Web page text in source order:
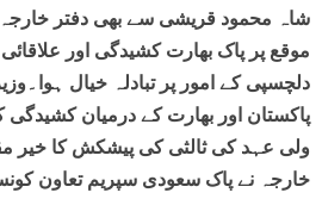
شاہ محمود قریشی سے بھی دفتر
موقع پر پاک بھارت کشیدگی اور
دلچسپی کے امور پر تبادلہ خیال
پاکستان اور بھارت کے درمیان
ولی عہد کی ثالثی کی پیشکش کا خیر
خارجہ نے پاک سعودی سپریم تعاون